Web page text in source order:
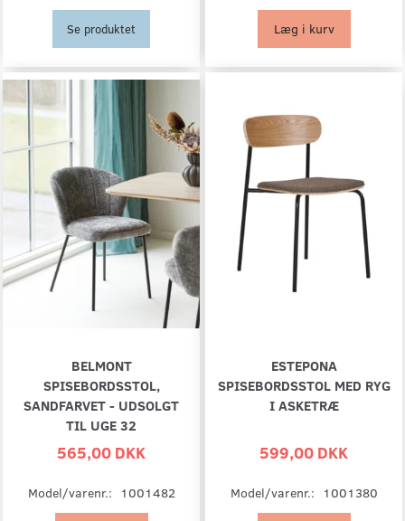
Se produktet Læg i kurv
BELMONT
SPISEBORDSSTOL,
SANDFARVET - UDSOLGT
TIL UGE 32
565,00 DKK
Model/varenr.: 1001482
ESTEPONA
SPISEBORDSSTOL MED RYG
I ASKETRÆ
599,00 DKK
Model/varenr.: 1001380